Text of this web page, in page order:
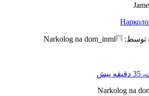
توسط:
Narkolog na dom_inml
Narkolog na